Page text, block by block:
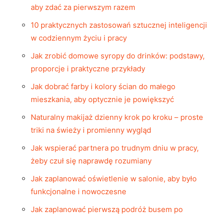
aby zdać za pierwszym razem
10 praktycznych zastosowań sztucznej inteligencji
w codziennym życiu i pracy
Jak zrobić domowe syropy do drinków: podstawy,
proporcje i praktyczne przykłady
Jak dobrać farby i kolory ścian do małego
mieszkania, aby optycznie je powiększyć
Naturalny makijaż dzienny krok po kroku – proste
triki na świeży i promienny wygląd
Jak wspierać partnera po trudnym dniu w pracy,
żeby czuł się naprawdę rozumiany
Jak zaplanować oświetlenie w salonie, aby było
funkcjonalne i nowoczesne
Jak zaplanować pierwszą podróż busem po